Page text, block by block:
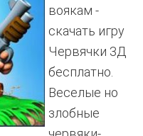
воякам -
скачать игру
Червячки 3Д
бесплатно.
Веселые но
злобные